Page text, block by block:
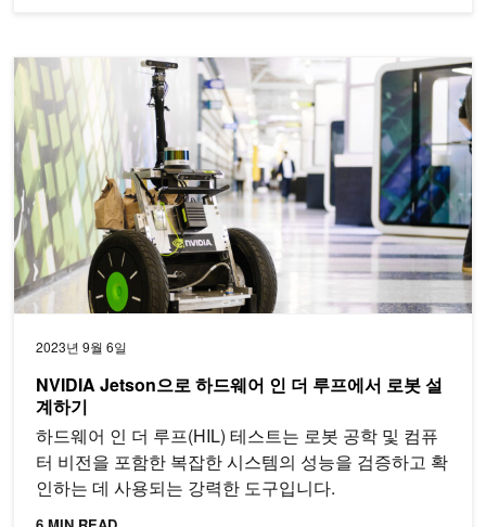
2023년 9월 6일
NVIDIA Jetson으로 하드웨어 인 더 루프에서 로봇 설
계하기
하드웨어 인 더 루프(HIL) 테스트는 로봇 공학 및 컴퓨
터 비전을 포함한 복잡한 시스템의 성능을 검증하고 확
인하는 데 사용되는 강력한 도구입니다.
NVIDIA Jetson으로 하드웨어 인 더 루프에서 로봇 설계하기